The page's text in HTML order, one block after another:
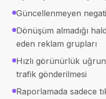
Güncellenmeyen
Dönüşüm almadığı
eden reklam grupları
Hızlı görünürlük
trafik gönderilmesi
Raporlamada sadece